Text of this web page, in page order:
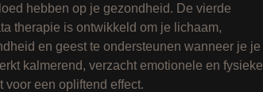
hebben op je gezondheid. De vierde
therapie is ontwikkeld om je lichaam,
en geest te ondersteunen wanneer je je
kalmerend, verzacht emotionele en fysieke
voor een opliftend effect.